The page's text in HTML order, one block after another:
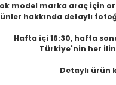
model marka araç için
hakkında detaylı
Hafta içi 16:30, hafta
Türkiye'nin her
Detaylı ürün